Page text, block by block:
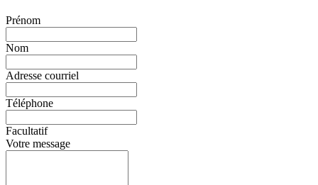
Prénom
Nom
Adresse courriel
Téléphone
Facultatif
Votre message